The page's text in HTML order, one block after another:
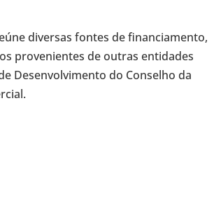
diversas fontes de financiamento,
provenientes de outras entidades
Desenvolvimento do Conselho da